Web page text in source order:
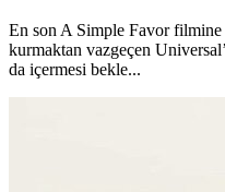
En son A Simple Favor
kurmaktan vazgeçen
da içermesi bekle...